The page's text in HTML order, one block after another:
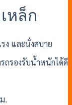
หล็ก
ง และนั่งสบาย
ถรองรับน้ำหนักได้ดี
.